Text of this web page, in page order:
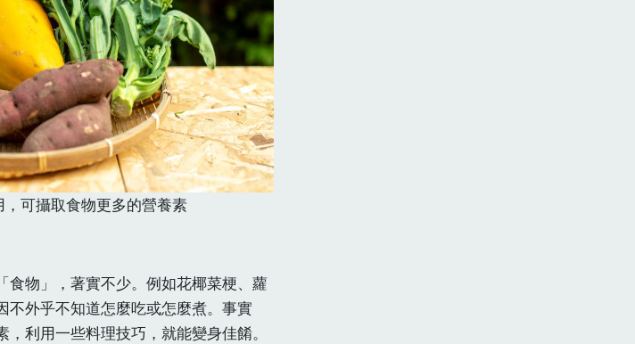
，可攝取食物更多的營養素
食物」，著實不少。例如花椰菜梗、蘿
不外乎不知道怎麼吃或怎麼煮。事實
利用一些料理技巧，就能變身佳餚。